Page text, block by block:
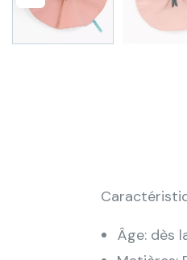
Âge: dès